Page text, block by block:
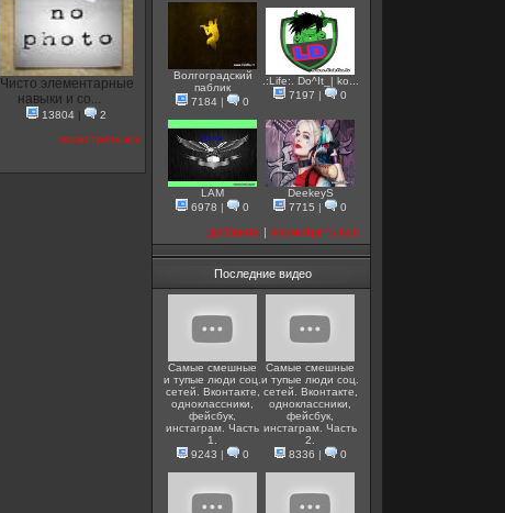
Чисто элементарные
навыки и со...
13804 |
2
посмотреть все
Волгоградский
паблик
7184 | 0
.:Life:. Do^It_| ko...
7197 | 0
LAM
6978 | 0
DeekeyS
7715 | 0
добавить | посмотреть все
Последние видео
Самые смешные
и тупые люди соц.
сетей. Вконтакте,
одноклассники,
фейсбук,
инстаграм. Часть
1.
9243 | 0
Самые смешные
и тупые люди соц.
сетей. Вконтакте,
одноклассники,
фейсбук,
инстаграм. Часть
2.
8336 | 0